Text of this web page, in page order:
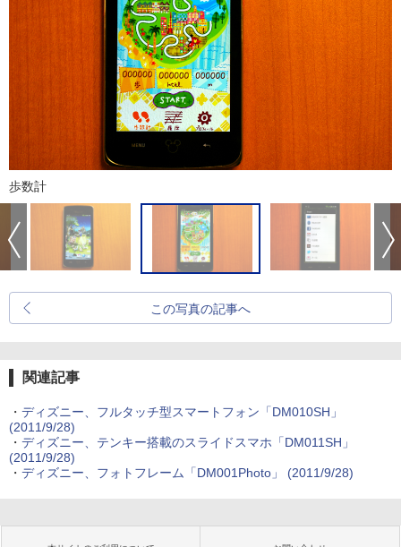
歩数計
この写真の記事へ
関連記事
・ ディズニー、フルタッチ型スマートフォン「DM010SH」
(2011/9/28)
・ ディズニー、テンキー搭載のスライドスマホ「DM011SH」
(2011/9/28)
・ ディズニー、フォトフレーム「DM001Photo」 (2011/9/28)